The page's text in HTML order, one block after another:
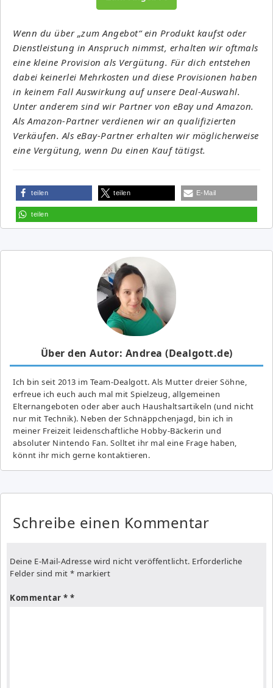
Wenn du über „zum Angebot“ ein Produkt kaufst oder
Dienstleistung in Anspruch nimmst, erhalten wir oftmals
eine kleine Provision als Vergütung. Für dich entstehen
dabei keinerlei Mehrkosten und diese Provisionen haben
in keinem Fall Auswirkung auf unsere Deal-Auswahl.
Unter anderem sind wir Partner von eBay und Amazon.
Als Amazon-Partner verdienen wir an qualifizierten
Verkäufen. Als eBay-Partner erhalten wir möglicherweise
eine Vergütung, wenn Du einen Kauf tätigst.
teilen teilen E-Mail
teilen
Über den Autor: Andrea (Dealgott.de)
Ich bin seit 2013 im Team-Dealgott. Als Mutter dreier Söhne,
erfreue ich euch auch mal mit Spielzeug, allgemeinen
Elternangeboten oder aber auch Haushaltsartikeln (und nicht
nur mit Technik). Neben der Schnäppchenjagd, bin ich in
meiner Freizeit leidenschaftliche Hobby-Bäckerin und
absoluter Nintendo Fan. Solltet ihr mal eine Frage haben,
könnt ihr mich gerne kontaktieren.
Schreibe einen Kommentar
Deine E-Mail-Adresse wird nicht veröffentlicht. Erforderliche
Felder sind mit * markiert
Kommentar *